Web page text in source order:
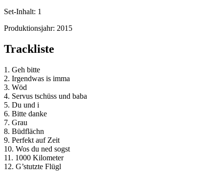
Set-Inhalt: 1
Produktionsjahr: 2015
Trackliste
1. Geh bitte
2. Irgendwas is imma
3. Wöd
4. Servus tschüss und baba
5. Du und i
6. Bitte danke
7. Grau
8. Büdflächn
9. Perfekt auf Zeit
10. Wos du ned sogst
11. 1000 Kilometer
12. G’stutzte Flügl